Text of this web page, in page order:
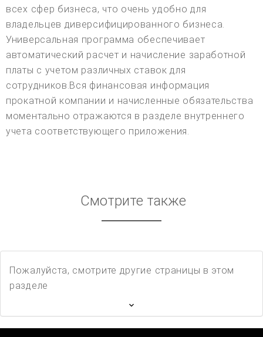
всех сфер бизнеса, что очень удобно для
владельцев диверсифицированного бизнеса.
Универсальная программа обеспечивает
автоматический расчет и начисление заработной
платы с учетом различных ставок для
сотрудников.Вся финансовая информация
прокатной компании и начисленные обязательства
моментально отражаются в разделе внутреннего
учета соответствующего приложения.
Смотрите также
Пожалуйста, смотрите другие страницы в этом
разделе